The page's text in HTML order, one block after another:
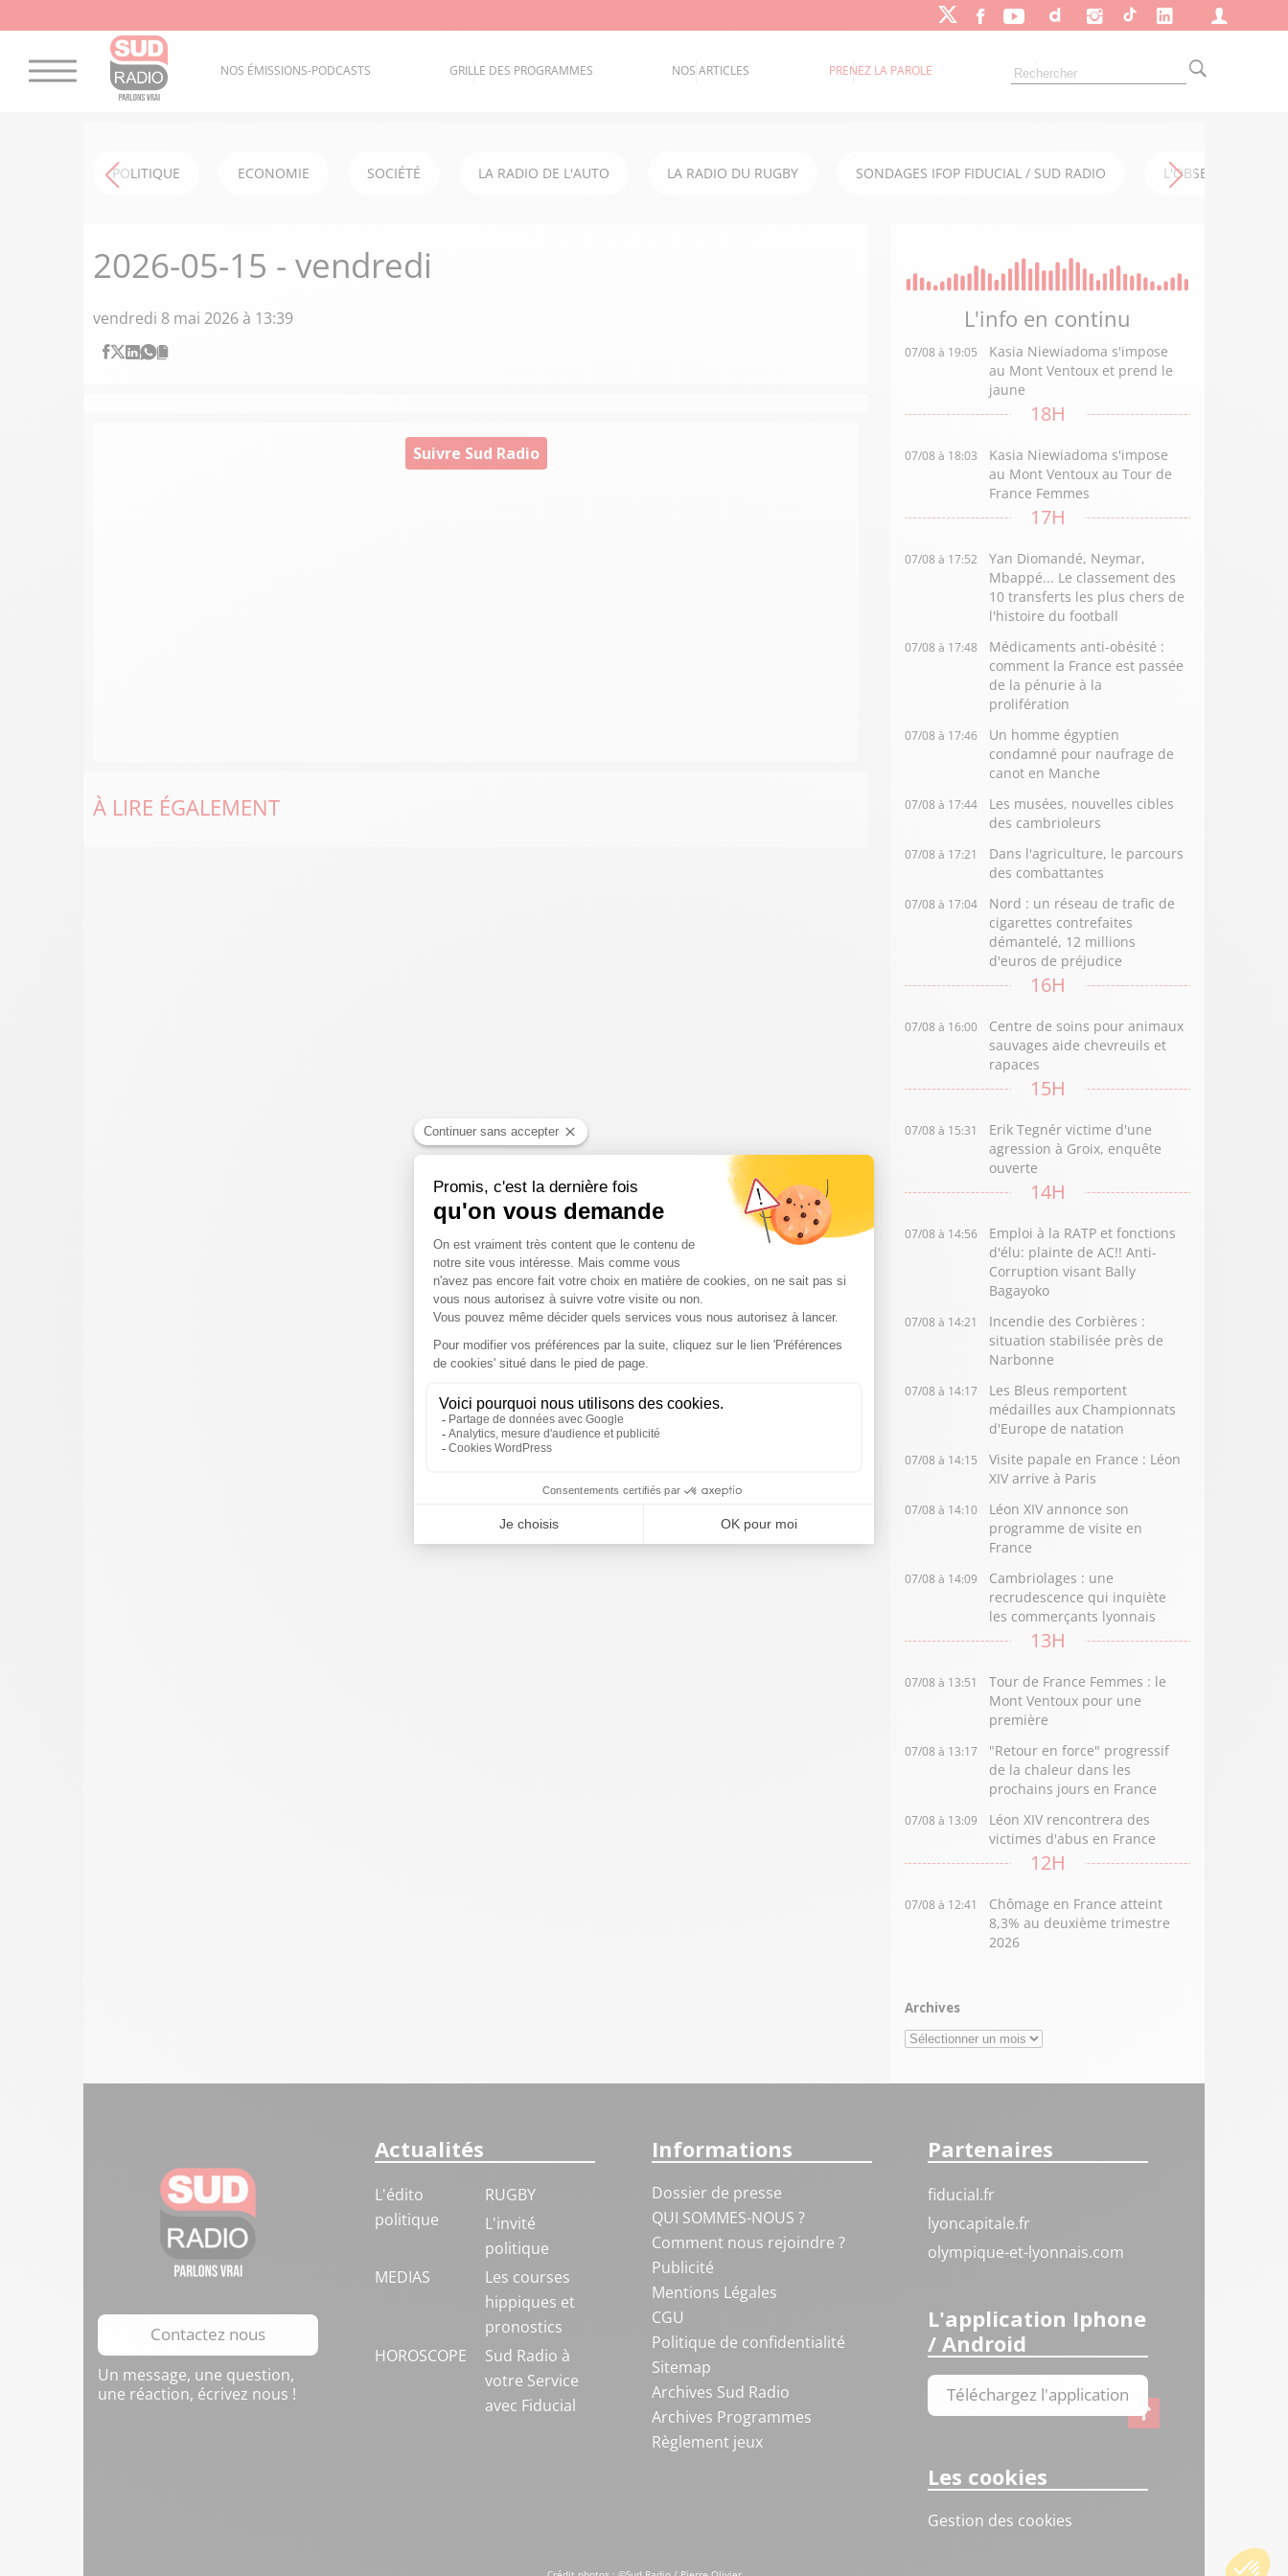
NOS ÉMISSIONS-PODCASTS GRILLE DES PROGRAMMES NOS ARTICLES PRENEZ LA PAROLE
POLITIQUE ECONOMIE SOCIÉTÉ LA RADIO DE L'AUTO LA RADIO DU RUGBY SONDAGES IFOP FIDUCIAL / SUD RADIO L'OBSERVATOIRE
2026-05-15 - vendredi
vendredi 8 mai 2026 à 13:39
Suivre Sud Radio
À LIRE ÉGALEMENT
L'info en continu
07/08 à 19:05
Kasia Niewiadoma s'impose
au Mont Ventoux et prend le
jaune
18H
07/08 à 18:03
Kasia Niewiadoma s'impose
au Mont Ventoux au Tour de
France Femmes
17H
07/08 à 17:52
Yan Diomandé, Neymar,
Mbappé... Le classement des
10 transferts les plus chers de
l'histoire du football
07/08 à 17:48
Médicaments anti-obésité :
comment la France est passée
de la pénurie à la
prolifération
07/08 à 17:46
Un homme égyptien
condamné pour naufrage de
canot en Manche
07/08 à 17:44
Les musées, nouvelles cibles
des cambrioleurs
07/08 à 17:21
Dans l'agriculture, le parcours
des combattantes
07/08 à 17:04
Nord : un réseau de trafic de
cigarettes contrefaites
démantelé, 12 millions
d'euros de préjudice
16H
07/08 à 16:00
Centre de soins pour animaux
sauvages aide chevreuils et
rapaces
15H
07/08 à 15:31
Erik Tegnér victime d'une
agression à Groix, enquête
ouverte
14H
07/08 à 14:56
Emploi à la RATP et fonctions
d'élu: plainte de AC!! Anti-
Corruption visant Bally
Bagayoko
07/08 à 14:21
Incendie des Corbières :
situation stabilisée près de
Narbonne
07/08 à 14:17
Les Bleus remportent
médailles aux Championnats
d'Europe de natation
07/08 à 14:15
Visite papale en France : Léon
XIV arrive à Paris
07/08 à 14:10
Léon XIV annonce son
programme de visite en
France
07/08 à 14:09
Cambriolages : une
recrudescence qui inquiète
les commerçants lyonnais
13H
07/08 à 13:51
Tour de France Femmes : le
Mont Ventoux pour une
première
07/08 à 13:17
"Retour en force" progressif
de la chaleur dans les
prochains jours en France
07/08 à 13:09
Léon XIV rencontrera des
victimes d'abus en France
12H
07/08 à 12:41
Chômage en France atteint
8,3% au deuxième trimestre
2026
Archives
Archives
Contactez nous
Un message, une question,
une réaction, écrivez nous !
Actualités
L'édito
politique
RUGBY
L'invité
politique
MEDIAS
Les courses
hippiques et
pronostics
HOROSCOPE
Sud Radio à
votre Service
avec Fiducial
Informations
Dossier de presse
QUI SOMMES-NOUS ?
Comment nous rejoindre ?
Publicité
Mentions Légales
CGU
Politique de confidentialité
Sitemap
Archives Sud Radio
Archives Programmes
Règlement jeux
Partenaires
fiducial.fr
lyoncapitale.fr
olympique-et-lyonnais.com
L'application Iphone
/ Android
Téléchargez l'application
Les cookies
Gestion des cookies